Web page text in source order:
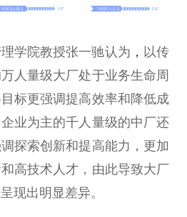
学院教授张一驰认为 ， 以传
人量级大厂处于业务生命周
标更强调提高效率和降低成
业为主的千人量级的中厂还
探索创新和提高能力，更加
高技术人才，由此导致大厂
现出明显差异。